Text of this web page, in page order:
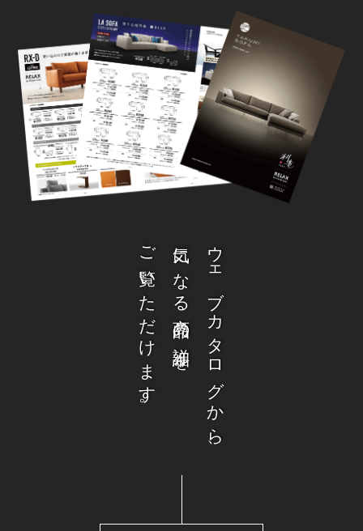
ウェブカタログから、
気になる商品の詳細を
ご覧いただけます。